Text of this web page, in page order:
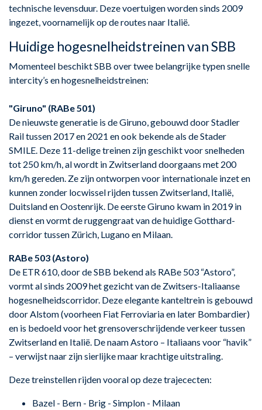
technische levensduur. Deze voertuigen worden sinds 2009
ingezet, voornamelijk op de routes naar Italië.
Huidige hogesnelheidstreinen van SBB
Momenteel beschikt SBB over twee belangrijke typen snelle
intercity’s en hogesnelheidstreinen:
"Giruno" (RABe 501)
De nieuwste generatie is de Giruno, gebouwd door Stadler
Rail tussen 2017 en 2021 en ook bekende als de Stader
SMILE. Deze 11-delige treinen zijn geschikt voor snelheden
tot 250 km/h, al wordt in Zwitserland doorgaans met 200
km/h gereden. Ze zijn ontworpen voor internationale inzet en
kunnen zonder locwissel rijden tussen Zwitserland, Italië,
Duitsland en Oostenrijk. De eerste Giruno kwam in 2019 in
dienst en vormt de ruggengraat van de huidige Gotthard-
corridor tussen Zürich, Lugano en Milaan.
RABe 503 (Astoro)
De ETR 610, door de SBB bekend als RABe 503 “Astoro”,
vormt al sinds 2009 het gezicht van de Zwitsers-Italiaanse
hogesnelheidscorridor. Deze elegante kanteltrein is gebouwd
door Alstom (voorheen Fiat Ferroviaria en later Bombardier)
en is bedoeld voor het grensoverschrijdende verkeer tussen
Zwitserland en Italië. De naam Astoro – Italiaans voor “havik”
– verwijst naar zijn sierlijke maar krachtige uitstraling.
Deze treinstellen rijden vooral op deze trajececten:
Bazel - Bern - Brig - Simplon - Milaan